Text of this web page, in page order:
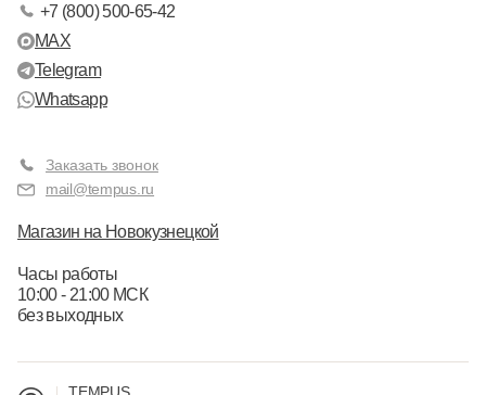
+7 (800) 500-65-42
MAX
Telegram
Whatsapp
Заказать звонок
mail@tempus.ru
Магазин на Новокузнецкой
Часы работы
10:00 - 21:00 МСК
без выходных